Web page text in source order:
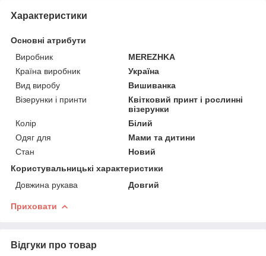
Характеристики
Основні атрибути
Виробник
MEREZHKA
Країна виробник
Україна
Вид виробу
Вишиванка
Візерунки і принти
Квітковий принт і рослинні
візерунки
Колір
Білий
Одяг для
Мами та дитини
Стан
Новий
Користувальницькі характеристики
Довжина рукава
Довгий
Приховати
Відгуки про товар